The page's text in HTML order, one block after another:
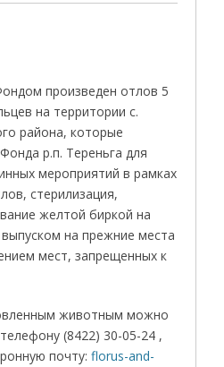
произведен отлов 5
на территории с.
района, которые
р.п. Тереньга для
мероприятий в рамках
стерилизация,
желтой биркой на
на прежние места
мест, запрещенных к
животным можно
(8422) 30-05-24 ,
почту:florus-and-